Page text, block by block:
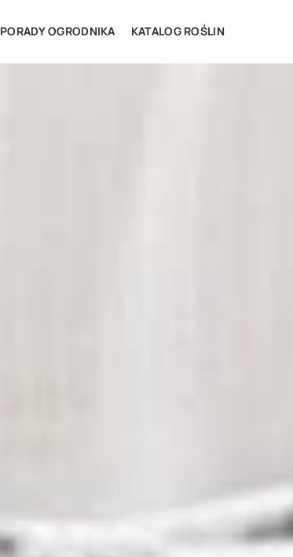
PORADY OGRODNIKA KATALOG ROŚLIN